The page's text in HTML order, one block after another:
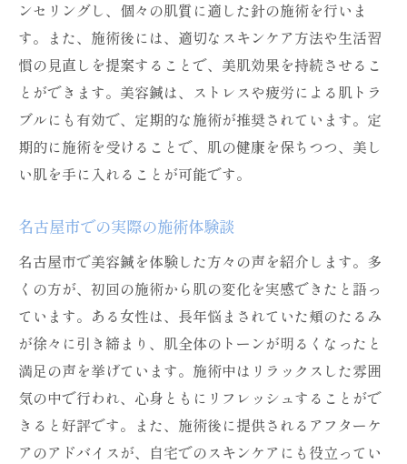
実現
名古屋市の美容鍼体験談とその魅力
美容鍼で実現できる理想の小顔美肌
施術を受ける際の準備と期待
名古屋市で信頼できる施術者の見つけ方
美容鍼の効果を最大限に活かす生活
美容鍼を知る名古屋市で美と健康を両立する方
法
美容鍼で両立する美と健康の秘訣
名古屋市での美容鍼による健康促進効果
美容鍼がもたらす心理的な効果
美と健康を維持するためのトータルケア
各種施術の組み合わせでライフスタイル改
善
ンセリングし、個々の肌質に適した針の施術を行いま
す。また、施術後には、適切なスキンケア方法や生活習
慣の見直しを提案することで、美肌効果を持続させるこ
とができます。美容鍼は、ストレスや疲労による肌トラ
ブルにも有効で、定期的な施術が推奨されています。定
期的に施術を受けることで、肌の健康を保ちつつ、美し
い肌を手に入れることが可能です。
名古屋市での実際の施術体験談
名古屋市で美容鍼を体験した方々の声を紹介します。多
くの方が、初回の施術から肌の変化を実感できたと語っ
ています。ある女性は、長年悩まされていた頬のたるみ
が徐々に引き締まり、肌全体のトーンが明るくなったと
満足の声を挙げています。施術中はリラックスした雰囲
気の中で行われ、心身ともにリフレッシュすることがで
きると好評です。また、施術後に提供されるアフターケ
アのアドバイスが、自宅でのスキンケアにも役立ってい